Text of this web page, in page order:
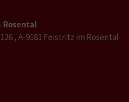
, A-9181 Feistritz im Rosental